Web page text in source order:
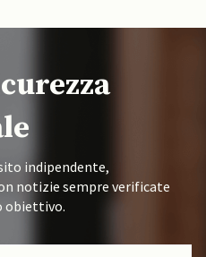
indipendente,
notizie sempre verificate
obiettivo.